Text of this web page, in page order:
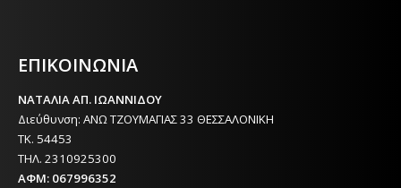
ΕΠΙΚΟΙΝΩΝΙΑ
ΝΑΤΑΛΙΑ ΑΠ. ΙΩΑΝΝΙΔΟΥ
Διεύθυνση: ΑΝΩ ΤΖΟΥΜΑΓΙΑΣ 33 ΘΕΣΣΑΛΟΝΙΚΗ
ΤΚ. 54453
ΤΗΛ. 2310925300
ΑΦΜ: 067996352